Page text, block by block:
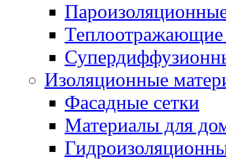
Теплоотражающие
Изоляционные
Фасадные сетки
Материалы для